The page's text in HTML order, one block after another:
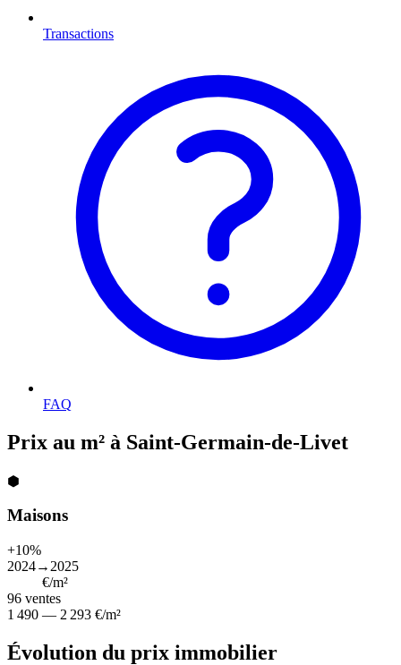
Transactions
FAQ
Prix au m² à Saint-Germain-de-Livet
⬢
Maisons
+10%
2024→2025
€/m²
96 ventes
1 490 — 2 293 €/m²
Évolution du prix immobilier